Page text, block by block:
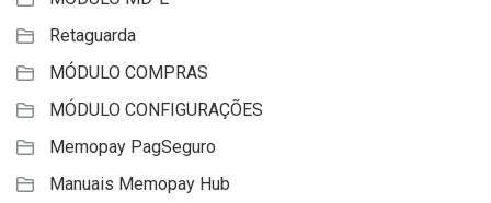
Retaguarda
MÓDULO COMPRAS
MÓDULO CONFIGURAÇÕES
Memopay PagSeguro
Manuais Memopay Hub